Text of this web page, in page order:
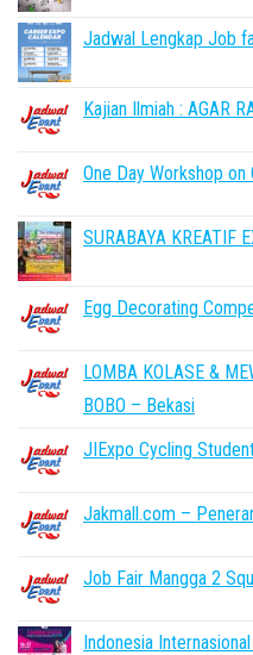
Jadwal Lengkap Job
Kajian Ilmiah : AGAR
One Day Workshop on
SURABAYA KREATIF
Egg Decorating
LOMBA KOLASE &
BOBO – Bekasi
JIExpo Cycling
Jakmall.com –
Job Fair Mangga 2
Indonesia